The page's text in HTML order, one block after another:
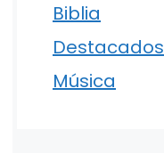
Biblia
Destacados
Música